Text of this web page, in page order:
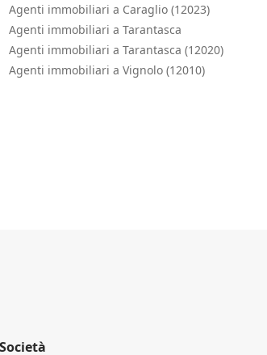
Agenti immobiliari a Caraglio (12023)
Agenti immobiliari a Tarantasca
Agenti immobiliari a Tarantasca (12020)
Agenti immobiliari a Vignolo (12010)
Società